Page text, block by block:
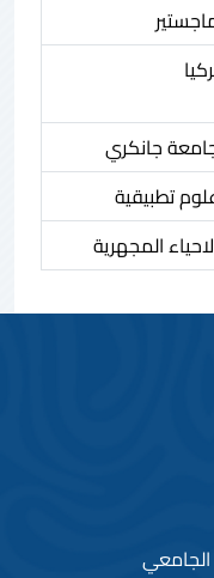
جانكري
تطبيقية
المجهرية
الجامعي